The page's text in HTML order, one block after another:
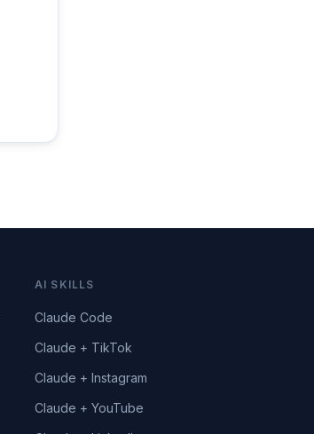
AI SKILLS
Claude Code
Claude + TikTok
Claude + Instagram
Claude + YouTube